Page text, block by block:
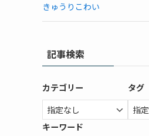
きゅうりこわい
記事検索
カテゴリー タグ
キーワード